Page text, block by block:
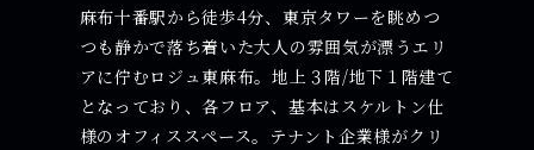
麻布十番駅から徒歩4分、東京タワーを眺めつ
つも静かで落ち着いた大人の雰囲気が漂うエリ
アに佇むロジュ東麻布。地上３階/地下１階建て
となっており、各フロア、基本はスケルトン仕
様のオフィススペース。テナント企業様がクリ